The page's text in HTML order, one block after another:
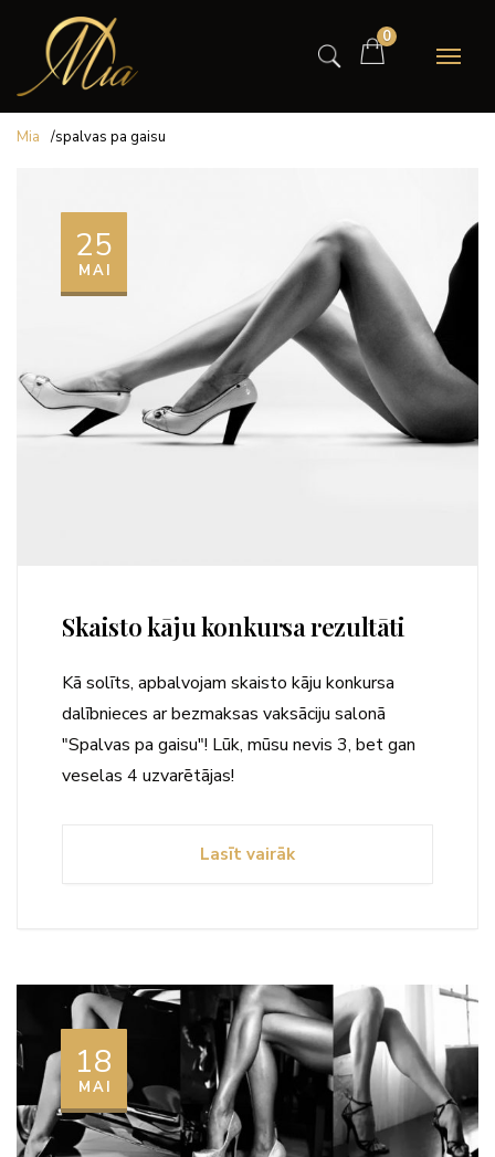
0
Mia /spalvas pa gaisu
25
MAI
Skaisto kāju konkursa rezultāti
Kā solīts, apbalvojam skaisto kāju konkursa
dalībnieces ar bezmaksas vaksāciju salonā
"Spalvas pa gaisu"! Lūk, mūsu nevis 3, bet gan
veselas 4 uzvarētājas!
Lasīt vairāk
18
MAI